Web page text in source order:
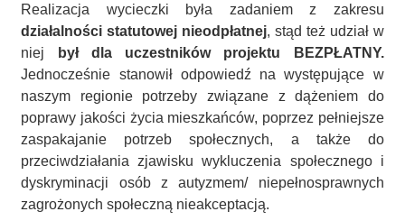
Realizacja wycieczki była zadaniem z zakresu
działalności statutowej nieodpłatnej, stąd też udział w
niej
był dla uczestników projektu BEZPŁATNY.
Jednocześnie stanowił odpowiedź na występujące w
naszym regionie potrzeby związane z dążeniem do
poprawy jakości życia mieszkańców, poprzez pełniejsze
zaspakajanie potrzeb społecznych, a także do
przeciwdziałania zjawisku wykluczenia społecznego i
dyskryminacji osób z autyzmem/ niepełnosprawnych
zagrożonych społeczną nieakceptacją.